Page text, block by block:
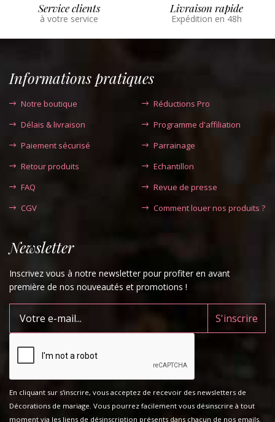
Service clients
à votre service
Livraison rapide
Expédition en 48h
Informations pratiques
Notre boutique
Délais & livraison
Paiement sécurisé
Retour produits
FAQ
CGV
Réductions Pro
Programme d'affiliation
Parrainage
Echantillon
Revue de presse
Comment louer nos produits ?
Newsletter
Inscrivez vous à notre newsletter pour profiter en avant
première de nos nouveautés et promotions !
En cliquant sur s'inscrire, vous acceptez de recevoir des newsletters de
Décorations de mariage. Vous pourrez facilement vous désinscrire à tout
moment via les liens de désinscription présents dans chacun de nos emails.